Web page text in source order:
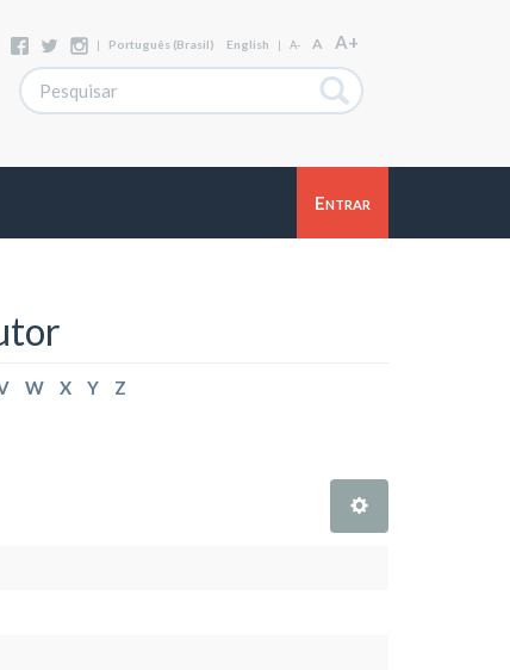
| Português (Brasil) English | A- A A+
Entrar
W X Y Z